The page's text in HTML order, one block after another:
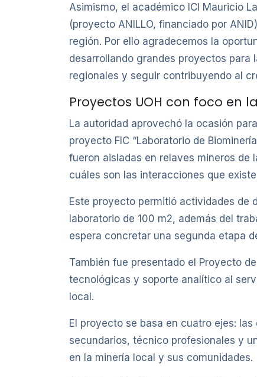
Asimismo, el académico ICI Mauricio
(proyecto ANILLO, financiado por
región. Por ello agradecemos la
desarrollando grandes proyectos
regionales y seguir contribuyendo al
Proyectos UOH con foco en
La autoridad aprovechó la ocasión
proyecto FIC “Laboratorio de
fueron aisladas en relaves mineros de
cuáles son las interacciones que
Este proyecto permitió actividades de
laboratorio de 100 m2, además del
espera concretar una segunda etapa
También fue presentado el Proyecto
tecnológicas y soporte analítico al
local.
El proyecto se basa en cuatro ejes:
secundarios, técnico profesionales y
en la minería local y sus comunidades.